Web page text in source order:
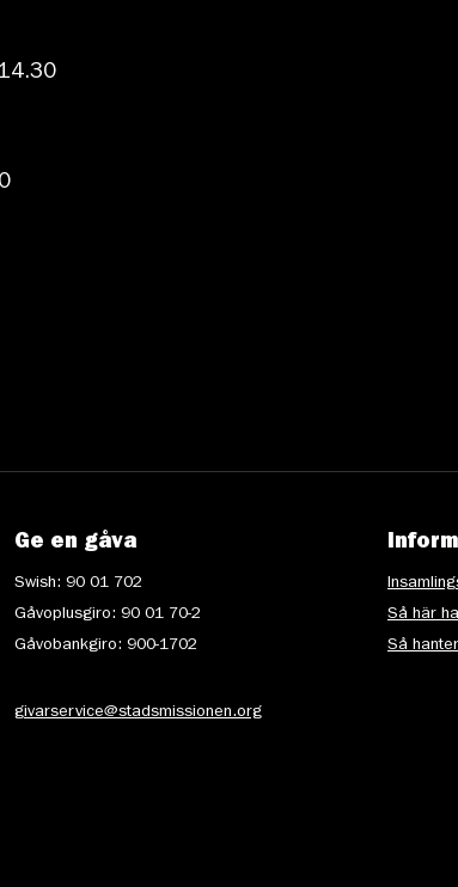
Ge en gåva
Swish: 90 01 702
Gåvoplusgiro: 90 01 70-2
Gåvobankgiro: 900-1702
givarservice@stadsmissionen.org
Så här
Så